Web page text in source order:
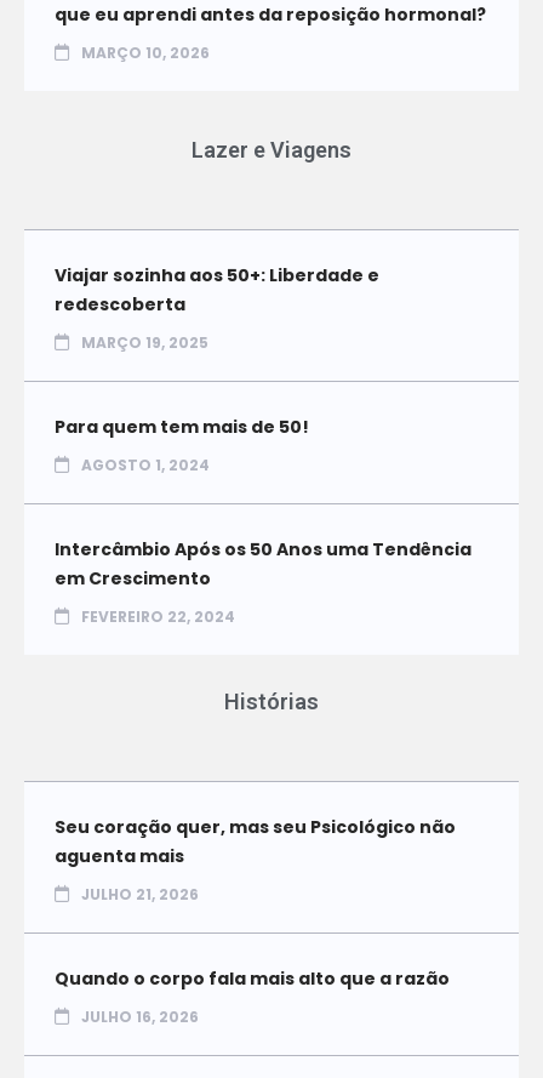
que eu aprendi antes da reposição hormonal?
MARÇO 10, 2026
Lazer e Viagens
Viajar sozinha aos 50+: Liberdade e
redescoberta
MARÇO 19, 2025
Para quem tem mais de 50!
AGOSTO 1, 2024
Intercâmbio Após os 50 Anos uma Tendência
em Crescimento
FEVEREIRO 22, 2024
Histórias
Seu coração quer, mas seu Psicológico não
aguenta mais
JULHO 21, 2026
Quando o corpo fala mais alto que a razão
JULHO 16, 2026